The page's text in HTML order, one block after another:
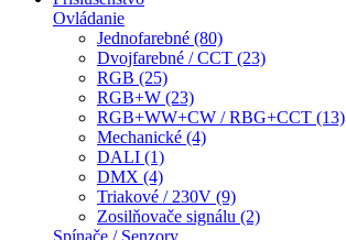
Ovládanie
Jednofarebné (80)
Dvojfarebné / CCT (23)
RGB (25)
RGB+W (23)
RGB+WW+CW / RBG+CCT (13)
Mechanické (4)
DALI (1)
DMX (4)
Triakové / 230V (9)
Zosilňovače signálu (2)
Spínače / Senzory